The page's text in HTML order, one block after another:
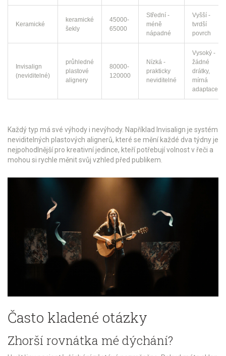
Keramické
keramické
šekly
45000-
65000
Střední -
méně
nápadné
Vyšší -
tvrdší
povrch
Invisalign
(neviditelné)
průhledné
plastové
alignery
80000-
120000
Nízká -
prakticky
neviditelné
Vysoký -
žádné
drátky,
mírná
adaptace
Každý typ má své výhody i nevýhody. Například Invisalign je systém
neviditelných plastových alignerů, které se mění každé dva týdnyje
nejpohodlnější pro kreativní jedince, kteří potřebují volnost v řeči a
mohou si rychle měnit svůj vzhled před publikem.
Často kladené otázky
Zhorší rovnátka mé dýchání?